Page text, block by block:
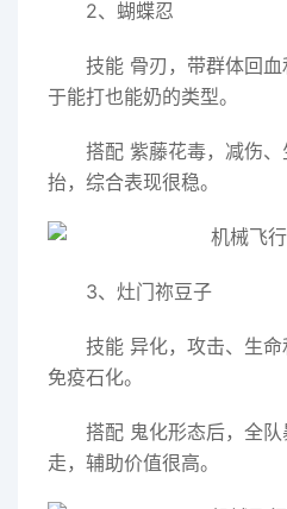
2、蝴蝶忍
技能 骨刃，带群体回
于能打也能奶的类型。
搭配 紫藤花毒，减伤
抬，综合表现很稳。
3、灶门祢豆子
技能 异化，攻击、生
免疫石化。
搭配 鬼化形态后，全
走，辅助价值很高。